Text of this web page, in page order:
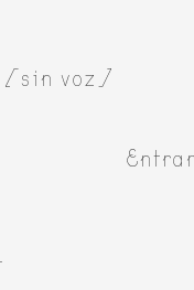
[sin voz]